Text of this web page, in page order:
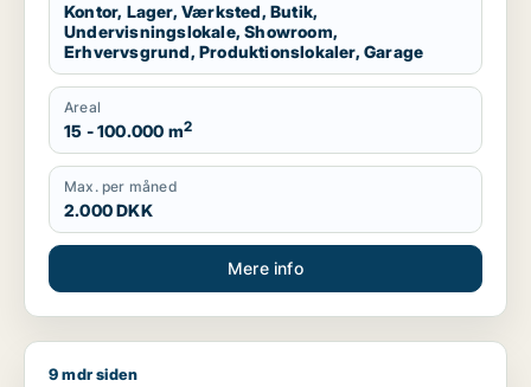
Kontor, Lager, Værksted, Butik,
Undervisningslokale, Showroom,
Erhvervsgrund, Produktionslokaler, Garage
Areal
15 - 100.000 m2
Max. per måned
2.000 DKK
Mere info
Hans søger kontor, lager, værksted, butik, klinik,
9 mdr siden